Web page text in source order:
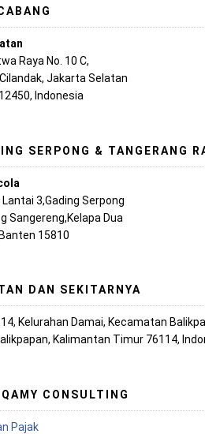
Raya No. 10 C,
Jakarta Selatan
Indonesia
SERPONG & TANGERANG
Lantai 3,Gading Serpong
Sangereng,Kelapa Dua
15810
DAN SEKITARNYA
Kelurahan Damai, Kecamatan
Kalimantan Timur 76114,
CONSULTING
Pajak